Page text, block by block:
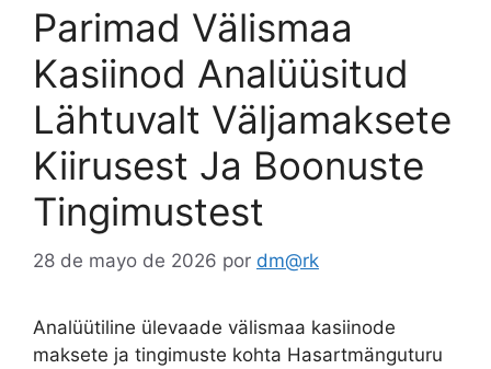
Parimad Välismaa
Kasiinod Analüüsitud
Lähtuvalt Väljamaksete
Kiirusest Ja Boonuste
Tingimustest
28 de mayo de 2026 por dm@rk
Analüütiline ülevaade välismaa kasiinode
maksete ja tingimuste kohta Hasartmänguturu